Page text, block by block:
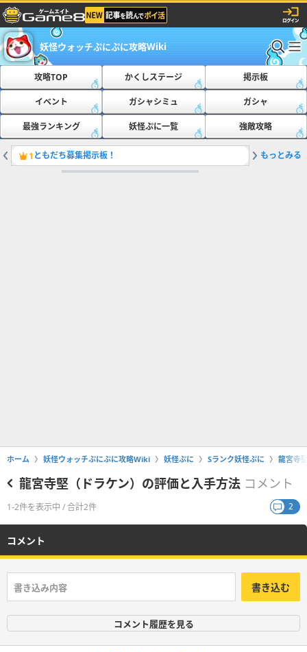
妖怪ウォッチぷにぷに攻略Wiki
攻略TOP かくしステージ 掲示板
イベント ガシャシミュ ガシャ
最強ランキング 妖怪ぷに一覧 強敵攻略
1 ともだち募集掲示板！ 2最新の
もっとみる
ホーム 妖怪ウォッチぷにぷに攻略Wiki 妖怪ぷに Sランク妖怪ぷに 龍宮寺
龍宮寺堅（ドラケン）の評価と入手方法 コメント
1-2件を表示中 / 合計2件 2
コメント
書き込む
コメント履歴を見る